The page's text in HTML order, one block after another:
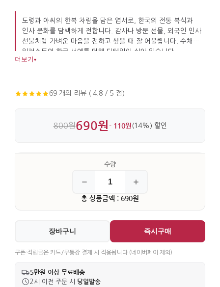
도령과 아씨의 한복 차림을 담은 엽서로, 한국의 전통 복식과
인사 문화를 담백하게 전합니다. 감사나 방문 선물, 외국인 인사
선물처럼 가벼운 마음을 전하고 싶을 때 잘 어울립니다. 수채화
일러스트와 한글 서예를 더해 디테일이 살아 있습니다.
더보기 ▾
69 개의 리뷰 ( 4.8 / 5 점)
800원690원- 110원 (14%) 할인
총 상품금액 : 690원
장바구니 즉시구매
쿠폰·적립금은 카드/무통장 결제 시 적용됩니다 (네이버페이 제외)
5만원 이상 무료배송
2시 이전 주문 시 당일발송